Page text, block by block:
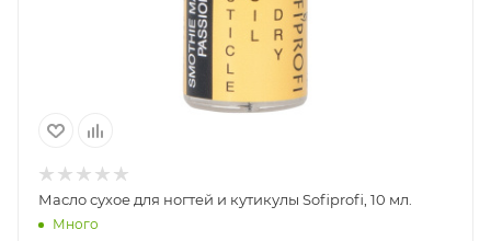
Масло сухое для ногтей и кутикулы Sofiprofi, 10 мл.
Много